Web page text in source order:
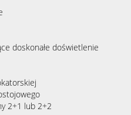
doskonałe doświetlenie
2+1 lub 2+2